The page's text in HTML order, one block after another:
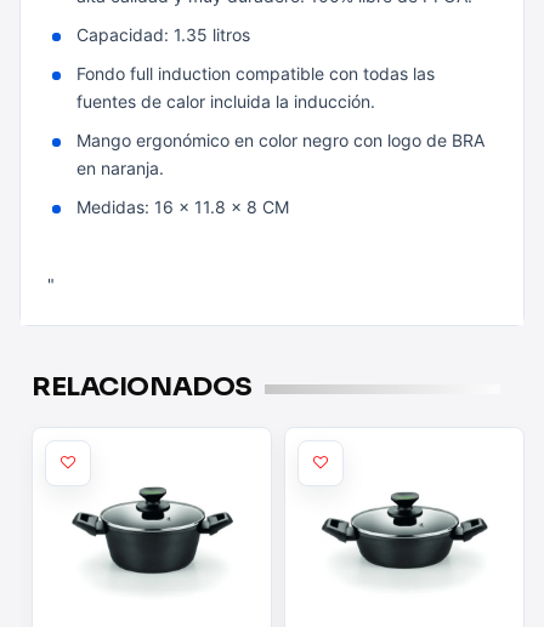
Capacidad: 1.35 litros
Fondo full induction compatible con todas las
fuentes de calor incluida la inducción.
Mango ergonómico en color negro con logo de BRA
en naranja.
Medidas: 16 x 11.8 x 8 CM
"
RELACIONADOS